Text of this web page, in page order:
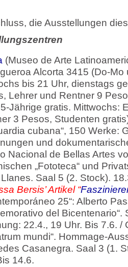
die Ausstellungen
(Museo de Arte
Alcorta 3415 (Do-
bis 21 Uhr, dienstags
Lehrer und Rentner 9
Jährige gratis. Mittwochs:
3 Pesos, Studenten
cubana“, 150 Werke:
und
Nacional de Bellas Artes
„Fototeca“ und
Saal 5 (2. Stock).
Bersis’ Artikel “
25“: Alberto
del Bicentenario“.
22.4., 19 Uhr. Bis 7.6. /
mundi“. Hommage-
Casanegra. Saal 3 (1.
14.6.